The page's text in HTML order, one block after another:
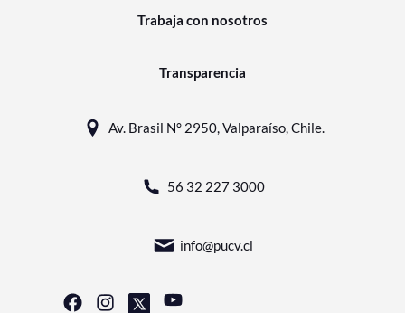
Trabaja con nosotros
Transparencia
Av. Brasil N° 2950, Valparaíso, Chile.
56 32 227 3000
info@pucv.cl